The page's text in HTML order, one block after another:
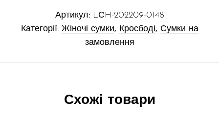
Артикул: LСH-202209-0148
Категорії: Жіночі сумки, Кросбоді, Сумки на
замовлення
Схожі товари